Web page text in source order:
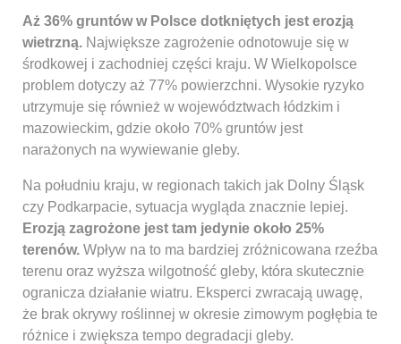
Aż 36% gruntów w Polsce dotkniętych jest erozją
wietrzną. Największe zagrożenie odnotowuje się w
środkowej i zachodniej części kraju. W Wielkopolsce
problem dotyczy aż 77% powierzchni. Wysokie ryzyko
utrzymuje się również w województwach łódzkim i
mazowieckim, gdzie około 70% gruntów jest
narażonych na wywiewanie gleby.
Na południu kraju, w regionach takich jak Dolny Śląsk
czy Podkarpacie, sytuacja wygląda znacznie lepiej.
Erozją zagrożone jest tam jedynie około 25%
terenów. Wpływ na to ma bardziej zróżnicowana rzeźba
terenu oraz wyższa wilgotność gleby, która skutecznie
ogranicza działanie wiatru. Eksperci zwracają uwagę,
że brak okrywy roślinnej w okresie zimowym pogłębia te
różnice i zwiększa tempo degradacji gleby.